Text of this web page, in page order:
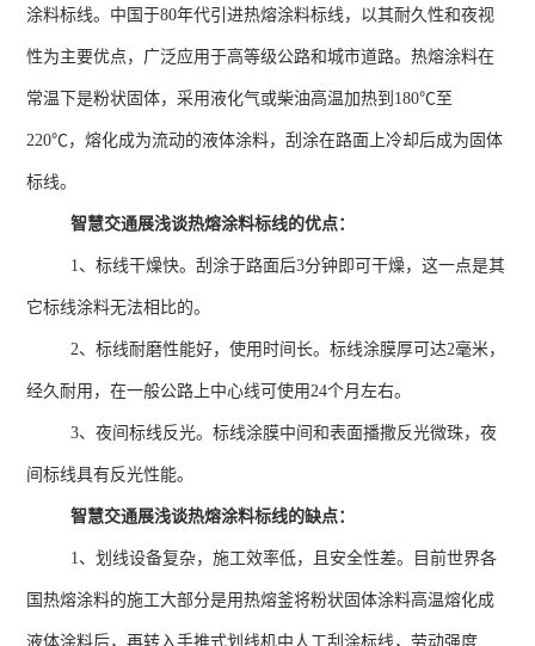
涂料标线。中国于80年代引进热熔涂料标线，以其耐久性和夜视
性为主要优点，广泛应用于高等级公路和城市道路。热熔涂料在
常温下是粉状固体，采用液化气或柴油高温加热到 180℃至
220℃，熔化成为流动的液体涂料，刮涂在路面上冷却后成为固体
标线。
智慧交通展浅谈热熔涂料标线的优点：
1、标线干燥快。刮涂于路面后3分钟即可干燥，这一点是其
它标线涂料无法相比的。
2、标线耐磨性能好，使用时间长。标线涂膜厚可达2毫米，
经久耐用，在一般公路上中心线可使用24个月左右。
3、夜间标线反光。标线涂膜中间和表面播撒反光微珠，夜
间标线具有反光性能。
智慧交通展浅谈热熔涂料标线的缺点：
1、划线设备复杂，施工效率低，且安全性差。目前世界各
国热熔涂料的施工大部分是用热熔釜将粉状固体涂料高温熔化成
液体涂料后，再转入手推式划线机中人工刮涂标线，劳动强度